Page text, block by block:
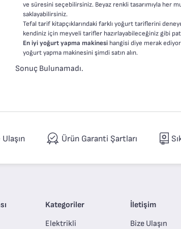
ve süresini seçebilirsiniz. Beyaz renkli tasarımıyla her
saklayabilirsiniz.
Tefal tarif kitapçıklarındaki farklı yoğurt tariflerini
kendiniz için meyveli tarifler hazırlayabileceğiniz gibi
En iyi yoğurt yapma makinesi hangisi diye merak
yoğurt yapma makinesini şimdi satın alın.
Sonuç Bulunamadı.
Ürün Garanti Şartları
Kategoriler
Elektrikli
İletişim
Bize Ulaşın